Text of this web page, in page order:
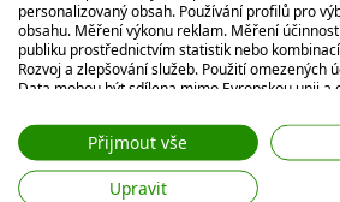
Crushers GC- /-10(Bryson
Howell III65,Anirban Lahiri68,
Harold Varner III
Talor Gooch
personalizovaný obsah. Používání profilů pro
obsahu. Měření výkonu reklam. Měření
publiku prostřednictvím statistik nebo
Rozvoj a zlepšování služeb. Použití omezených
Data mohou být sdílena mimo Evropskou unii a
web/aplikaci.
Zobrazit seznam partnerů (7 Prodejci
Vaše údaje používáme pro následující účely:
Přijmout vše
Upravit